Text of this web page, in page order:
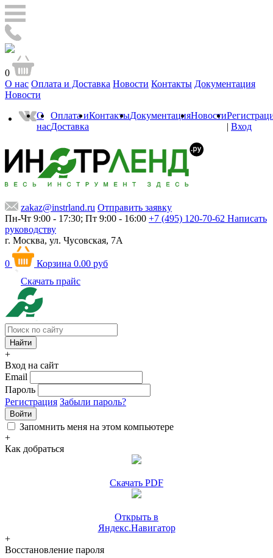
0
О нас Оплата и Доставка Новости Контакты Документация
Новости
О
нас
Оплата и
Доставка
КонтактыДокументацияНовости
| Вход
zakaz@instrland.ru Отправить заявку
Пн-Чт 9:00 - 17:30; Пт 9:00 - 16:00 +7 (495) 120-70-62 Написать
руководству
г. Москва, ул. Чусовская, 7А
0 Корзина 0.00 руб
Скачать прайс
+
Вход на сайт
Email
Пароль
Регистрация Забыли пароль?
Войти
Запомнить меня на этом компьютере
+
Как добраться
Скачать PDF
Открыть в
Яндекс.Навигатор
+
Восстановление пароля